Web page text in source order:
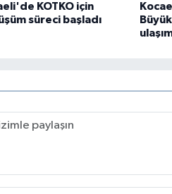
KOTKO için
süreci başladı